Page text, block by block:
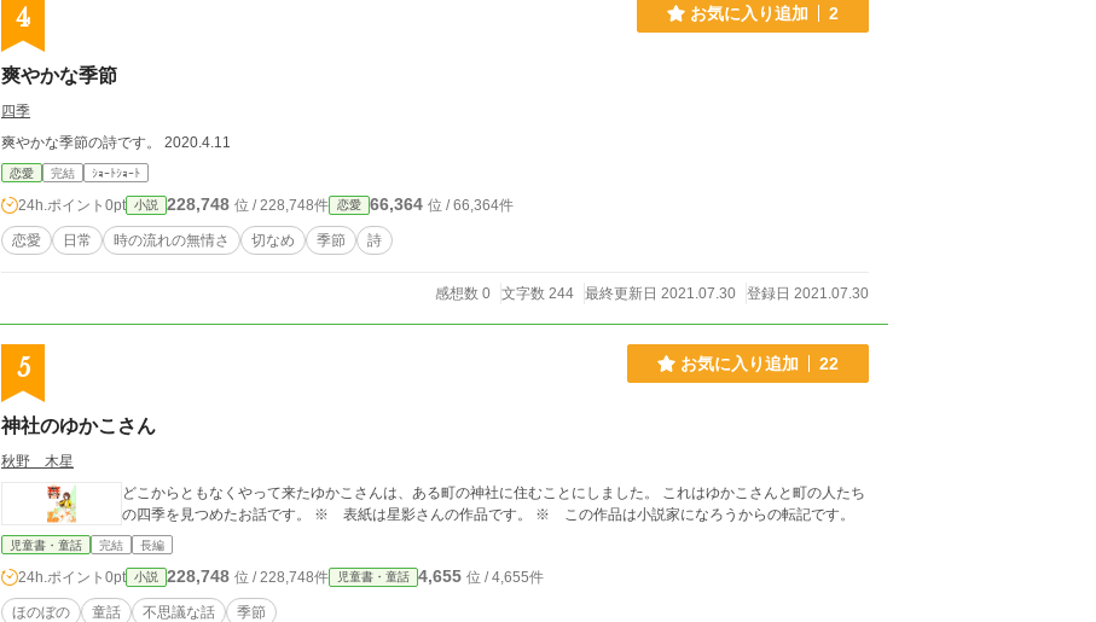
4 お気に入り追加 2
爽やかな季節
四季
爽やかな季節の詩です。 2020.4.11
恋愛 完結 ｼｮｰﾄｼｮｰﾄ
24h.ポイント 0pt 小説 228,748 位 / 228,748件 恋愛 66,364 位 / 66,364件
恋愛 日常 時の流れの無情さ 切なめ 季節 詩
感想数 0 文字数 244 最終更新日 2021.07.30 登録日 2021.07.30
5 お気に入り追加 22
神社のゆかこさん
秋野 木星
どこからともなくやって来たゆかこさんは、ある町の神社に住むことにしました。 これはゆかこさんと町の人たち
の四季を見つめたお話です。 ※ 表紙は星影さんの作品です。 ※ この作品は小説家になろうからの転記です。
児童書・童話 完結 長編
24h.ポイント 0pt 小説 228,748 位 / 228,748件 児童書・童話 4,655 位 / 4,655件
ほのぼの 童話 不思議な話 季節